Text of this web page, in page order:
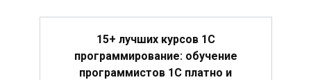
15+ лучших курсов 1С
программирование: обучение
программистов 1С платно и